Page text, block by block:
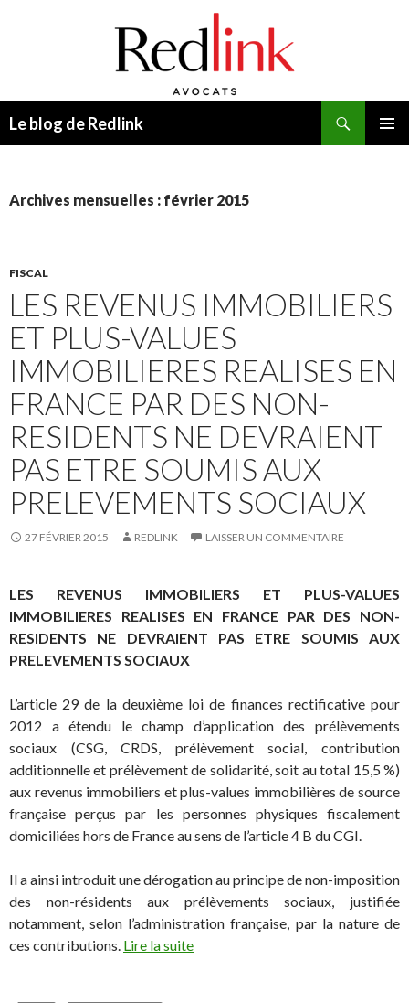
Le blog de Redlink
Archives mensuelles : février 2015
FISCAL
LES REVENUS IMMOBILIERS
ET PLUS-VALUES
IMMOBILIERES REALISES EN
FRANCE PAR DES NON-
RESIDENTS NE DEVRAIENT
PAS ETRE SOUMIS AUX
PRELEVEMENTS SOCIAUX
27 FÉVRIER 2015 REDLINK LAISSER UN COMMENTAIRE
LES REVENUS IMMOBILIERS ET PLUS-VALUES
IMMOBILIERES REALISES EN FRANCE PAR DES NON-
RESIDENTS NE DEVRAIENT PAS ETRE SOUMIS AUX
PRELEVEMENTS SOCIAUX
L’article 29 de la deuxième loi de finances rectificative pour
2012 a étendu le champ d’application des prélèvements
sociaux (CSG, CRDS, prélèvement social, contribution
additionnelle et prélèvement de solidarité, soit au total 15,5 %)
aux revenus immobiliers et plus-values immobilières de source
française perçus par les personnes physiques fiscalement
domiciliées hors de France au sens de l’article 4 B du CGI.
Il a ainsi introduit une dérogation au principe de non-imposition
des non-résidents aux prélèvements sociaux, justifiée
notamment, selon l’administration française, par la nature de
ces contributions. Lire la suite